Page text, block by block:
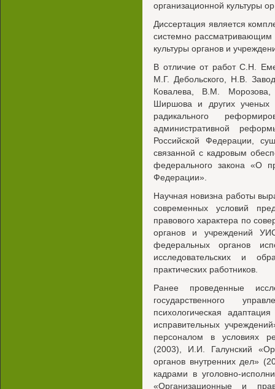
организационной культуры
Диссертация является
системно
культуры органов и
В отличие от работ С.Н.
М.Г. Дебольского, Н.В.
Ковалева, В.М.
Ширшова и других ученых
радикального
административной
Российской Федерации,
связанной с кадровым
федерального закона «О
Федерации».
Научная новизна работы
современных условий
правового характера по
органов и учреждений
федеральных органов
исследовательских и
практических работников.
Ранее проведенные
государственного
психологическая
исправительных
персоналом в условиях
(2003), И.И. Галунский
органов внутренних дел»
кадрами в уголовно-
«Организационные и